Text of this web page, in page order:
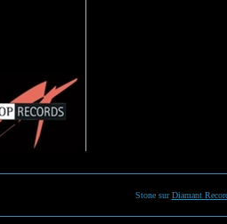
Stone surDiamant